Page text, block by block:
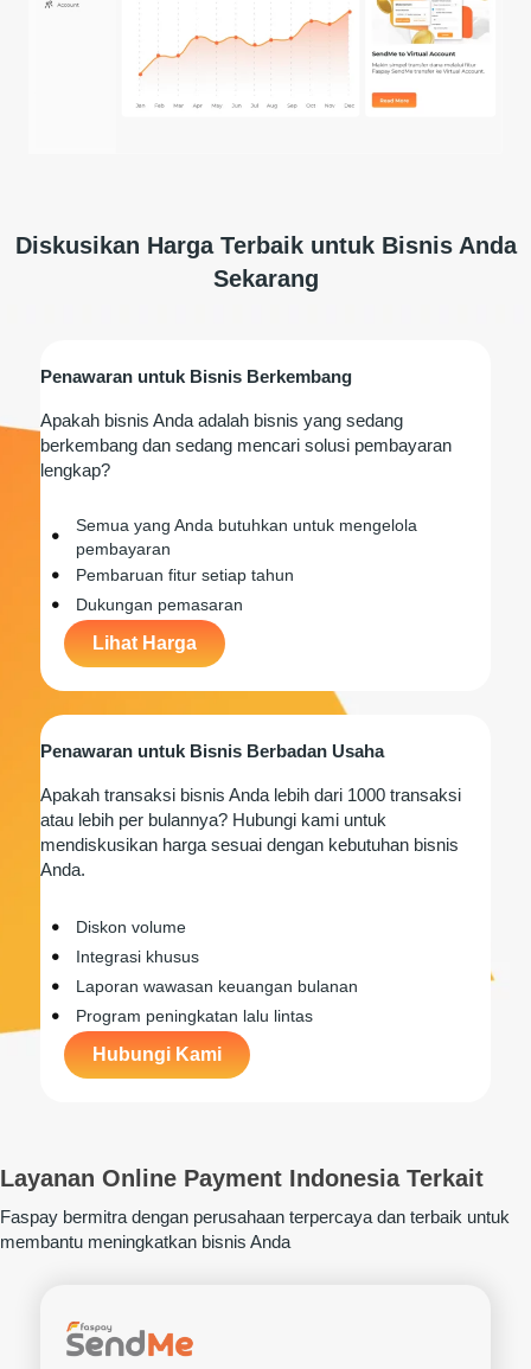
Diskusikan Harga Terbaik untuk Bisnis Anda
Sekarang
Penawaran untuk Bisnis Berkembang
Apakah bisnis Anda adalah bisnis yang sedang
berkembang dan sedang mencari solusi pembayaran
lengkap?
Semua yang Anda butuhkan untuk mengelola
pembayaran
Pembaruan fitur setiap tahun
Dukungan pemasaran
Lihat Harga
Penawaran untuk Bisnis Berbadan Usaha
Apakah transaksi bisnis Anda lebih dari 1000 transaksi
atau lebih per bulannya? Hubungi kami untuk
mendiskusikan harga sesuai dengan kebutuhan bisnis
Anda.
Diskon volume
Integrasi khusus
Laporan wawasan keuangan bulanan
Program peningkatan lalu lintas
Hubungi Kami
Layanan Online Payment Indonesia Terkait
Faspay bermitra dengan perusahaan terpercaya dan terbaik untuk
membantu meningkatkan bisnis Anda